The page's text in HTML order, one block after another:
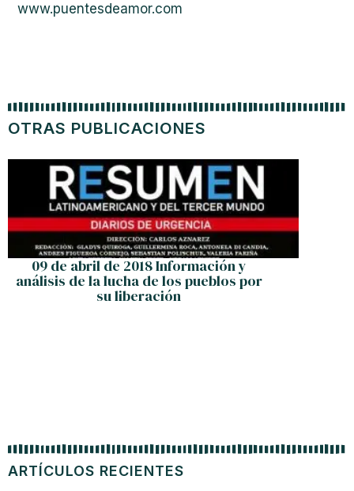
www.puentesdeamor.com
ARTÍCULOS RECIENTES
OTRAS PUBLICACIONES
09 de abril de 2018 Información y
análisis de la lucha de los pueblos por
su liberación